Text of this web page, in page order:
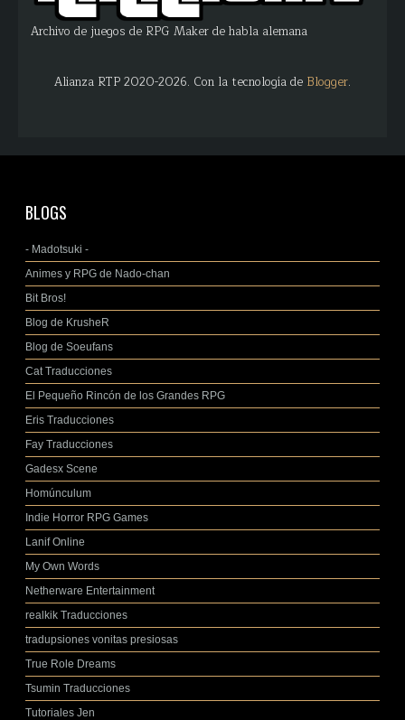
Archivo de juegos de RPG Maker de habla alemana
Alianza RTP 2020-2026. Con la tecnología de Blogger.
BLOGS
- Madotsuki -
Animes y RPG de Nado-chan
Bit Bros!
Blog de KrusheR
Blog de Soeufans
Cat Traducciones
El Pequeño Rincón de los Grandes RPG
Eris Traducciones
Fay Traducciones
Gadesx Scene
Homúnculum
Indie Horror RPG Games
Lanif Online
My Own Words
Netherware Entertainment
realkik Traducciones
tradupsiones vonitas presiosas
True Role Dreams
Tsumin Traducciones
Tutoriales Jen